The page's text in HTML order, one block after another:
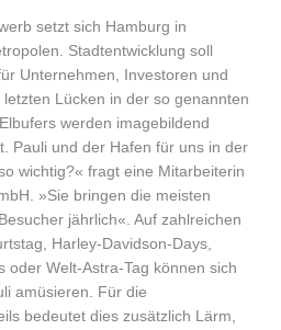
setzt sich Hamburg in
Stadtentwicklung soll
Unternehmen, Investoren und
Lücken in der so genannten
werden imagebildend
Pauli und der Hafen für uns in der
wichtig?« fragt eine Mitarbeiterin
»Sie bringen die meisten
jährlich«. Auf zahlreichen
Harley-Davidson-Days,
oder Welt-Astra-Tag können sich
amüsieren. Für die
bedeutet dies zusätzlich Lärm,